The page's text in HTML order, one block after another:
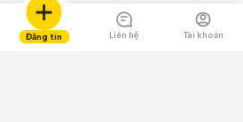
Đăng tin Liên hệ Tài khoản